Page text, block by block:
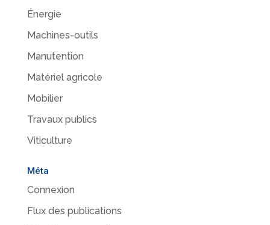
Énergie
Machines-outils
Manutention
Matériel agricole
Mobilier
Travaux publics
Viticulture
Méta
Connexion
Flux des publications